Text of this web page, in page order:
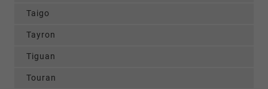
Taigo
Tayron
Tiguan
Touran